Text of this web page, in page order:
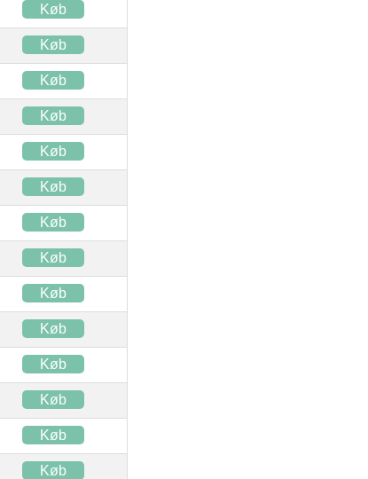
Køb
Køb
Køb
Køb
Køb
Køb
Køb
Køb
Køb
Køb
Køb
Køb
Køb
Køb